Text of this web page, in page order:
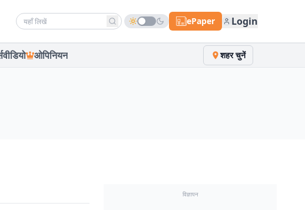
Search news ePaper Login
वीडियो ओपिनियन शहर चुनें
विज्ञापन